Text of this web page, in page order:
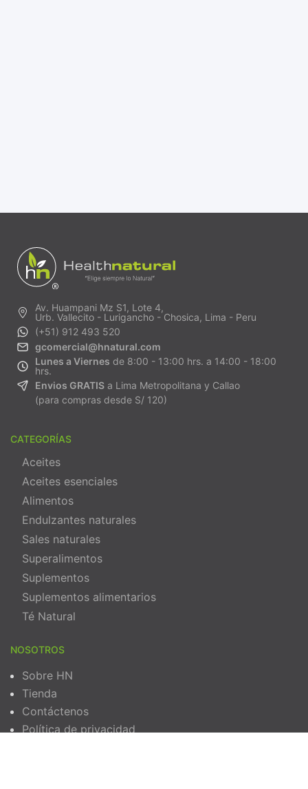
Av. Huampani Mz S1, Lote 4,
Urb. Vallecito - Lurigancho - Chosica, Lima - Peru
(+51) 912 493 520
gcomercial@hnatural.com
Lunes a Viernes de 8:00 - 13:00 hrs. a 14:00 - 18:00
hrs.
Envios GRATIS a Lima Metropolitana y Callao
(para compras desde S/ 120)
CATEGORÍAS
Aceites
Aceites esenciales
Alimentos
Endulzantes naturales
Sales naturales
Superalimentos
Suplementos
Suplementos alimentarios
Té Natural
NOSOTROS
Sobre HN
Tienda
Contáctenos
Política de privacidad